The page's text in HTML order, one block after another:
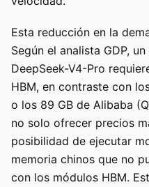
Esta reducción en la
Según el analista GDP,
DeepSeek-V4-Pro
HBM, en contraste con
o los 89 GB de Alibaba
no solo ofrecer precios
posibilidad de ejecutar
memoria chinos que no
con los módulos HBM.